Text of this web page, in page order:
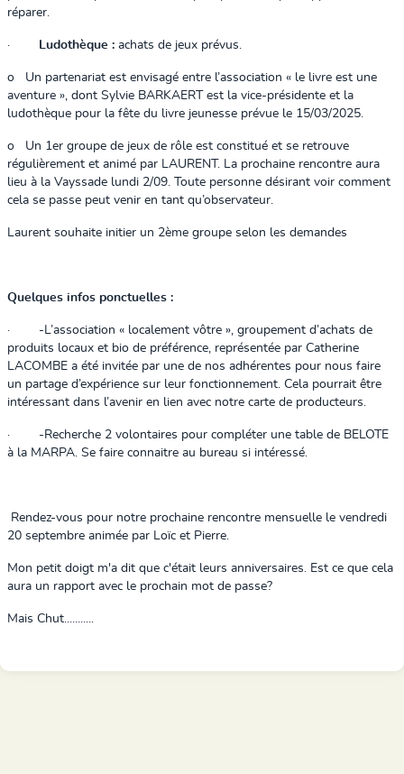
réparer.
· Ludothèque : achats de jeux prévus.
o
Un partenariat est envisagé entre l’association « le livre est une
aventure », dont Sylvie BARKAERT est la vice-présidente et la
ludothèque pour la fête du livre jeunesse prévue le 15/03/2025.
o
Un 1er groupe de jeux de rôle est constitué et se retrouve
régulièrement et animé par LAURENT. La prochaine rencontre aura
lieu à la Vayssade lundi 2/09. Toute personne désirant voir comment
cela se passe peut venir en tant qu’observateur.
Laurent souhaite initier un 2ème groupe selon les demandes
Quelques infos ponctuelles :
· - L’association « localement vôtre », groupement d’achats de
produits locaux et bio de préférence, représentée par Catherine
LACOMBE a été invitée par une de nos adhérentes pour nous faire
un partage d’expérience sur leur fonctionnement. Cela pourrait être
intéressant dans l’avenir en lien avec notre carte de producteurs.
· - Recherche 2 volontaires pour compléter une table de BELOTE
à la MARPA. Se faire connaitre au bureau si intéressé.
Rendez-vous pour notre prochaine rencontre mensuelle le vendredi
20 septembre animée par Loïc et Pierre.
Mon petit doigt m'a dit que c'était leurs anniversaires. Est ce que cela
aura un rapport avec le prochain mot de passe?
Mais Chut...........